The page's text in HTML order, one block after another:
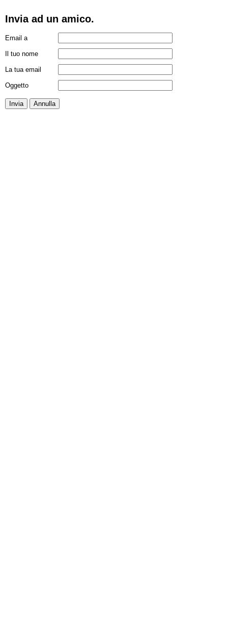
Invia ad un amico.
Email a
Il tuo nome
La tua email
Oggetto
Invia Annulla